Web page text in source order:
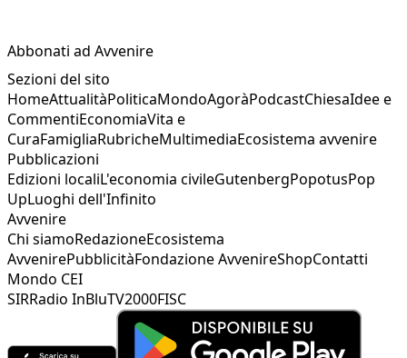
Abbonati ad Avvenire
Sezioni del sito
HomeAttualitàPoliticaMondoAgoràPodcastChiesaIdee e
CommentiEconomiaVita e
CuraFamigliaRubricheMultimediaEcosistema avvenire
Pubblicazioni
Edizioni localiL'economia civileGutenbergPopotusPop
UpLuoghi dell'Infinito
Avvenire
Chi siamoRedazioneEcosistema
AvvenirePubblicitàFondazione AvvenireShopContatti
Mondo CEI
SIRRadio InBluTV2000FISC